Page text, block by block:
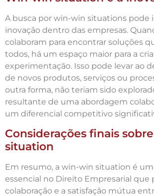
A busca por win-win situations pode
inovação dentro das empresas.
colaboram para encontrar soluções
todos, há um espaço maior para a
experimentação. Isso pode levar ao
de novos produtos, serviços ou
outra forma, não teriam sido
resultante de uma abordagem
um diferencial competitivo
Considerações finais
situation
Em resumo, a win-win situation é
essencial no Direito Empresarial que
colaboração e a satisfação mútua